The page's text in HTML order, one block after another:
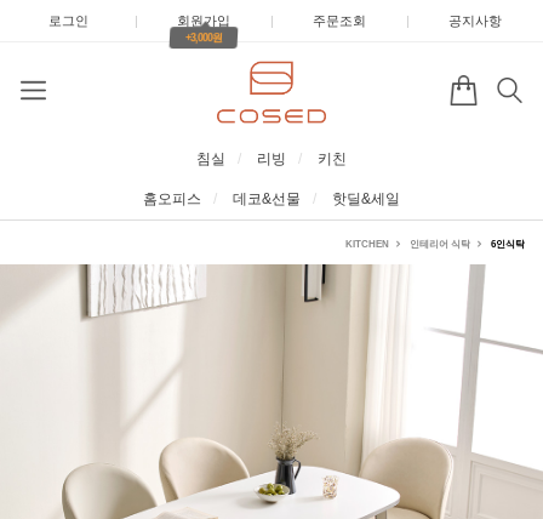
로그인 | 회원가입 |
+3,000원
주문조회 | 공지사항
침실 리빙 키친
홈오피스 데코&선물 핫딜&세일
KITCHEN 인테리어 식탁 6인식탁